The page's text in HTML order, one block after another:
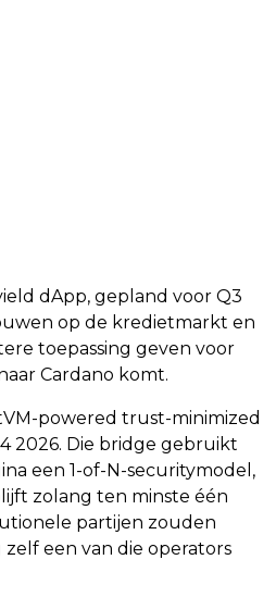
dApp, gepland voor Q3
op de kredietmarkt en
toepassing geven voor
Cardano komt.
powered trust-minimized
2026. Die bridge gebruikt
een 1-of-N-securitymodel,
zolang ten minste één
partijen zouden
een van die operators